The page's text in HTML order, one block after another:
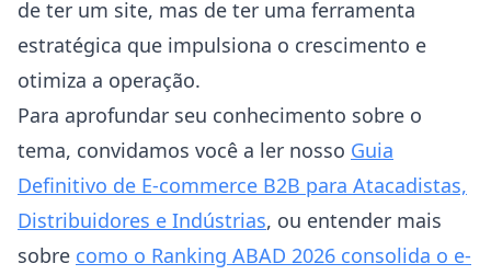
de ter um site, mas de ter uma ferramenta
estratégica que impulsiona o crescimento e
otimiza a operação.
Para aprofundar seu conhecimento sobre o
tema, convidamos você a ler nosso Guia
Definitivo de E-commerce B2B para Atacadistas,
Distribuidores e Indústrias, ou entender mais
sobre como o Ranking ABAD 2026 consolida o e-